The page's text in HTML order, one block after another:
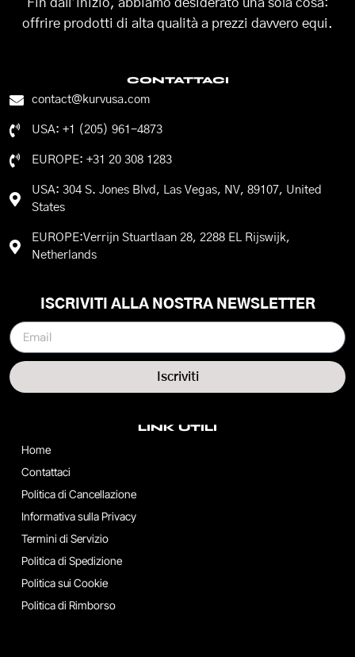
Fin dall’inizio, abbiamo desiderato una sola cosa:
offrire prodotti di alta qualità a prezzi davvero equi.
CONTATTACI
contact@kurvusa.com
USA: +1 (205) 961-4873
EUROPE: +31 20 308 1283
USA: 304 S. Jones Blvd, Las Vegas, NV, 89107, United
States
EUROPE:Verrijn Stuartlaan 28, 2288 EL Rijswijk,
Netherlands
LINK UTILI
Home
Contattaci
Politica di Cancellazione
Informativa sulla Privacy
Termini di Servizio
Politica di Spedizione
Politica sui Cookie
Politica di Rimborso
ISCRIVITI ALLA NOSTRA NEWSLETTER
Iscriviti